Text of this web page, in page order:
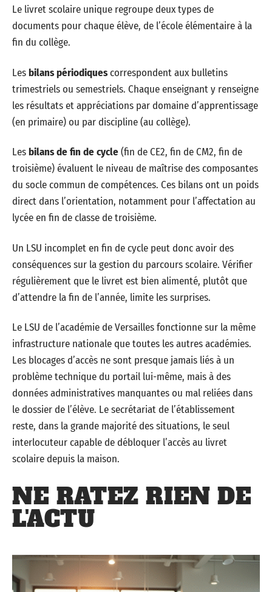
Le livret scolaire unique regroupe deux types de
documents pour chaque élève, de l’école élémentaire à la
fin du collège.
Lesbilans périodiquescorrespondent aux bulletins
trimestriels ou semestriels. Chaque enseignant y renseigne
les résultats et appréciations par domaine d’apprentissage
(en primaire) ou par discipline (au collège).
Les bilans de fin de cycle(fin de CE2, fin de CM2, fin de
troisième) évaluent le niveau de maîtrise des composantes
du socle commun de compétences. Ces bilans ont un poids
direct dans l’orientation, notamment pour l’affectation au
lycée en fin de classe de troisième.
Un LSU incomplet en fin de cycle peut donc avoir des
conséquences sur la gestion du parcours scolaire. Vérifier
régulièrement que le livret est bien alimenté, plutôt que
d’attendre la fin de l’année, limite les surprises.
Le LSU de l’académie de Versailles fonctionne sur la même
infrastructure nationale que toutes les autres académies.
Les blocages d’accès ne sont presque jamais liés à un
problème technique du portail lui-même, mais à des
données administratives manquantes ou mal reliées dans
le dossier de l’élève. Le secrétariat de l’établissement
reste, dans la grande majorité des situations, le seul
interlocuteur capable de débloquer l’accès au livret
scolaire depuis la maison.
NE RATEZ RIEN DE
L'ACTU